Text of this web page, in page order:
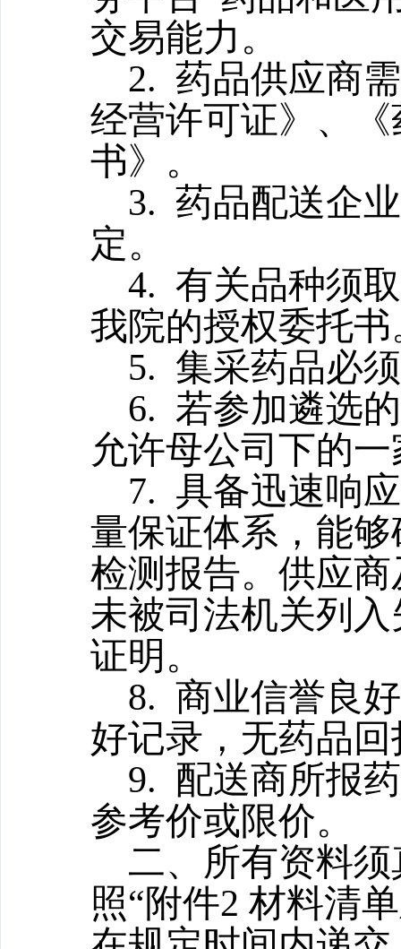
交易能力。
2. 药品供应商
经营许可证》、
书》。
3. 药品配送企
定。
4. 有关品种须
我院的授权委托书
5. 集采药品必
6. 若参加遴选
允许母公司下的
7. 具备迅速响
量保证体系，能
检测报告。供应
未被司法机关列
证明。
8. 商业信誉良
好记录，无药品
9. 配送商所报
参考价或限价。
二、所有资料
照“附件2 材料清